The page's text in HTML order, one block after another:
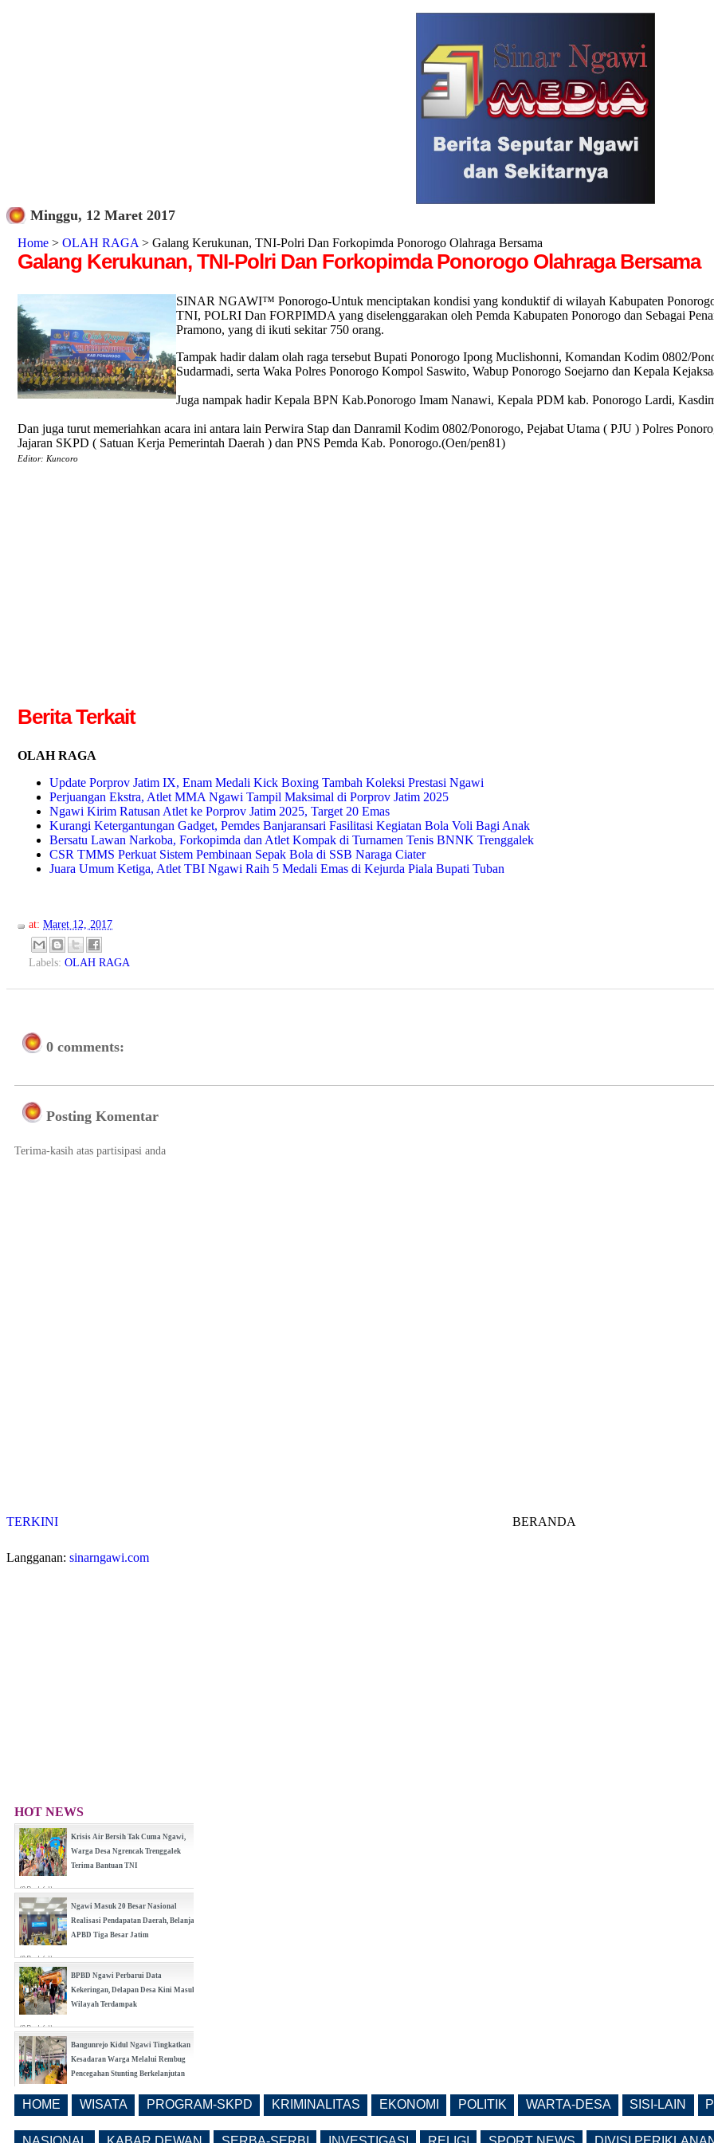
Minggu, 12 Maret 2017
Home > OLAH RAGA > Galang Kerukunan, TNI-Polri Dan Forkopimda Ponorogo Olahraga Bersama
Galang Kerukunan, TNI-Polri Dan Forkopimda Ponorogo Olahraga Bersama
SINAR NGAWI™ Ponorogo-Untuk menciptakan kondisi yang konduktif di wilayah Kabupaten
TNI, POLRI Dan FORPIMDA yang diselenggarakan oleh Pemda Kabupaten Ponorogo dan Sebagai
Pramono, yang di ikuti sekitar 750 orang.
Tampak hadir dalam olah raga tersebut Bupati Ponorogo Ipong Muclishonni, Komandan Kodim 0802/
Sudarmadi, serta Waka Polres Ponorogo Kompol Saswito, Wabup Ponorogo Soejarno dan Kepala
Juga nampak hadir Kepala BPN Kab.Ponorogo Imam Nanawi, Kepala PDM kab. Ponorogo Lardi,
Dan juga turut memeriahkan acara ini antara lain Perwira Stap dan Danramil Kodim 0802/Ponorogo, Pejabat Utama ( PJU ) Polres
Jajaran SKPD ( Satuan Kerja Pemerintah Daerah ) dan PNS Pemda Kab. Ponorogo.(Oen/pen81)
Editor: Kuncoro
Berita Terkait
OLAH RAGA
Update Porprov Jatim IX, Enam Medali Kick Boxing Tambah Koleksi Prestasi Ngawi
Perjuangan Ekstra, Atlet MMA Ngawi Tampil Maksimal di Porprov Jatim 2025
Ngawi Kirim Ratusan Atlet ke Porprov Jatim 2025, Target 20 Emas
Kurangi Ketergantungan Gadget, Pemdes Banjaransari Fasilitasi Kegiatan Bola Voli Bagi Anak
Bersatu Lawan Narkoba, Forkopimda dan Atlet Kompak di Turnamen Tenis BNNK Trenggalek
CSR TMMS Perkuat Sistem Pembinaan Sepak Bola di SSB Naraga Ciater
Juara Umum Ketiga, Atlet TBI Ngawi Raih 5 Medali Emas di Kejurda Piala Bupati Tuban
at: Maret 12, 2017
Labels: OLAH RAGA
0 comments:
Posting Komentar
Terima-kasih atas partisipasi anda
TERKINI BERANDA
Langganan: sinarngawi.com
HOT NEWS
Krisis Air Bersih Tak Cuma Ngawi,
Warga Desa Ngrencak Trenggalek
Terima Bantuan TNI
(0 Reply(s))
Ngawi Masuk 20 Besar Nasional
Realisasi Pendapatan Daerah, Belanja
APBD Tiga Besar Jatim
(0 Reply(s))
BPBD Ngawi Perbarui Data
Kekeringan, Delapan Desa Kini Masuk
Wilayah Terdampak
(0 Reply(s))
Bangunrejo Kidul Ngawi Tingkatkan
Kesadaran Warga Melalui Rembug
Pencegahan Stunting Berkelanjutan
HOME WISATA PROGRAM-SKPD KRIMINALITAS EKONOMI POLITIK WARTA-DESA SISI-LAIN